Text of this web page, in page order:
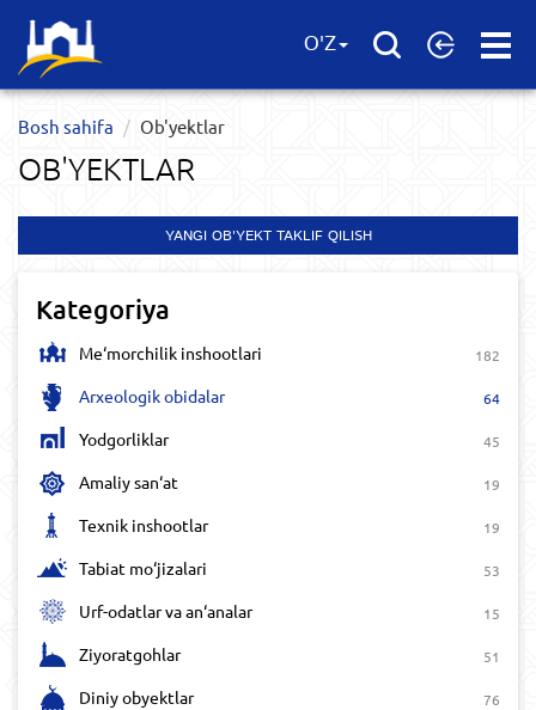
Open
O'Z
Bosh sahifa Ob'yektlar​
OB'YEKTLAR​
YANGI OB'YEKT TAKLIF QILISH
Kategoriya
Me‘morchilik inshootlari 182
Arxeologik obidalar 64
Yodgorliklar 45
Amaliy san‘at 19
Texnik inshootlar 19
Tabiat mo‘jizalari 53
Urf-odatlar va an‘analar 15
Ziyoratgohlar 51
Diniy obyektlar 76